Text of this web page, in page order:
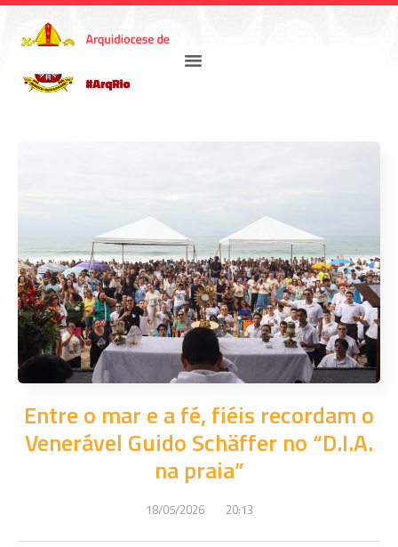
Entre o mar e a fé, fiéis recordam o
Venerável Guido Schäffer no “D.I.A.
na praia”
18/05/2026 20:13